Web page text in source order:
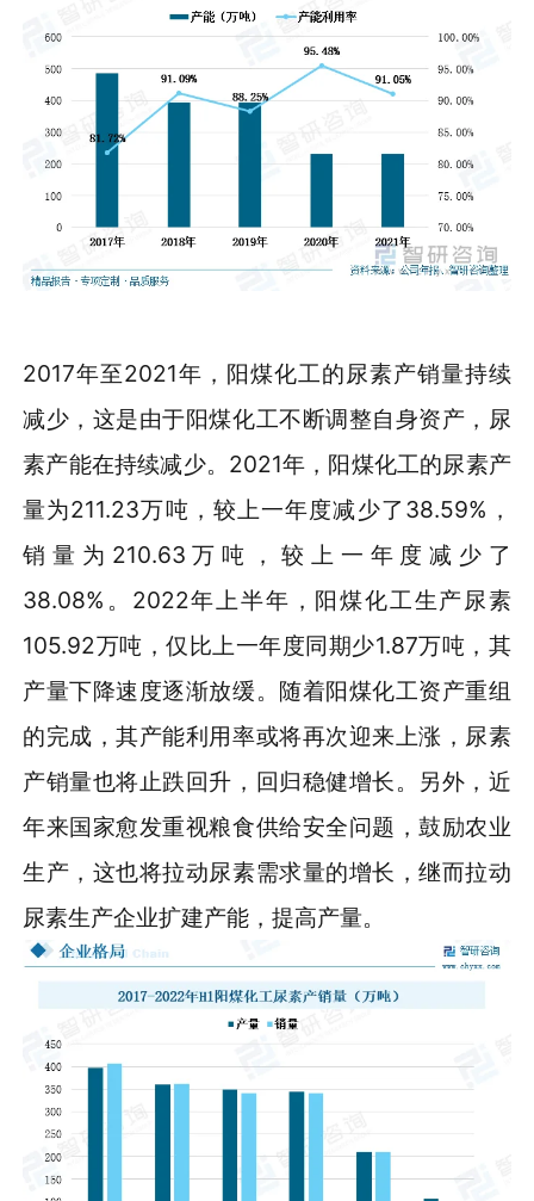
2017年至2021年，阳煤化工的尿素产销量持续
减少，这是由于阳煤化工不断调整自身资产，尿
素产能在持续减少。2021年，阳煤化工的尿素产
量为211.23万吨，较上一年度减少了38.59%，
销量为210.63万吨，较上一年度减少了
38.08%。2022年上半年，阳煤化工生产尿素
105.92万吨，仅比上一年度同期少1.87万吨，其
产量下降速度逐渐放缓。随着阳煤化工资产重组
的完成，其产能利用率或将再次迎来上涨，尿素
产销量也将止跌回升，回归稳健增长。另外，近
年来国家愈发重视粮食供给安全问题，鼓励农业
生产，这也将拉动尿素需求量的增长，继而拉动
尿素生产企业扩建产能，提高产量。